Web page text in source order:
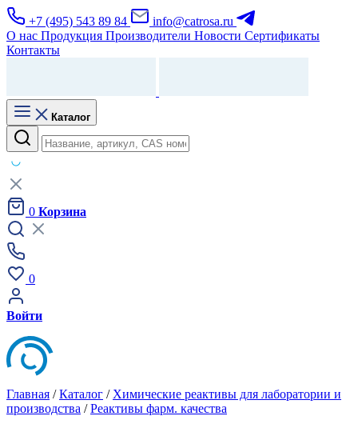
+7 (495) 543 89 84
info@catrosa.ru
О нас Продукция Производители Новости Сертификаты
Контакты
Каталог
0 Корзина
0
Войти
Главная /Каталог / Химические реактивы для лаборатории и
производства /Реактивы фарм. качества